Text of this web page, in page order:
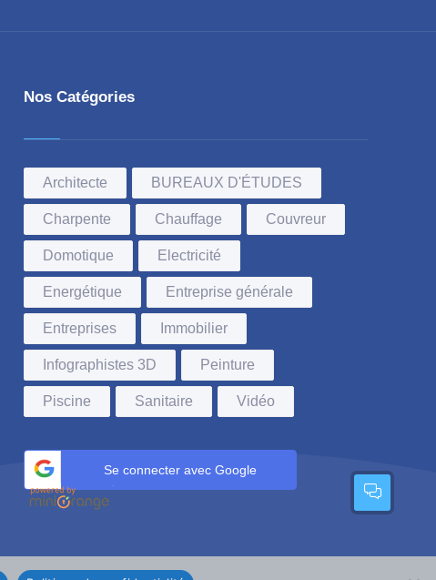
Nos Catégories
Architecte BUREAUX D'ÉTUDES
Charpente Chauffage Couvreur
Domotique Electricité
Energétique Entreprise générale
Entreprises Immobilier
Infographistes 3D Peinture
Piscine Sanitaire Vidéo
Se connecter avec Google